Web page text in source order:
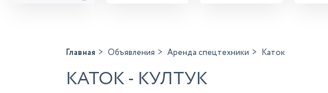
Главная Объявления Аренда спецтехники Каток
КАТОК - КУЛТУК